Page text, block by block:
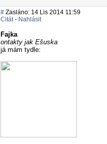
# Zasláno: 14 Lis 2014 11:59
Citát- Nahlásit
Fajka
ontakty jak Ešuska
já mám tydle: